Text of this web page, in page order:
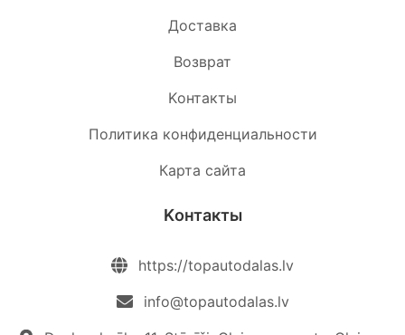
Доставка
Возврат
Kонтакты
Политика конфиденциальности
Карта сайта
Kонтакты
https://topautodalas.lv
info@topautodalas.lv